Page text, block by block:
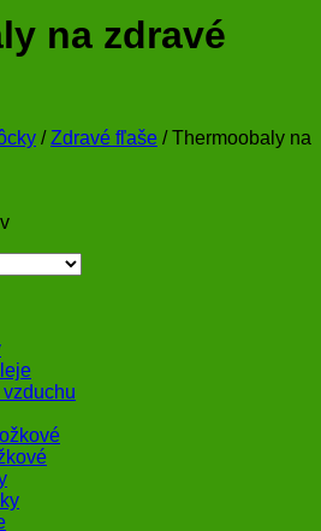
na zdravé
/ Zdravé fľaše /Thermoobaly na
Zoradené
najnovších